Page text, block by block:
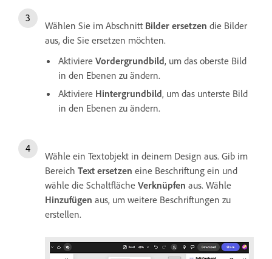
Wählen Sie im Abschnitt Bilder ersetzen die Bilder
aus, die Sie ersetzen möchten.
Aktiviere Vordergrundbild, um das oberste Bild
in den Ebenen zu ändern.
Aktiviere Hintergrundbild, um das unterste Bild
in den Ebenen zu ändern.
Wähle ein Textobjekt in deinem Design aus. Gib im
Bereich Text ersetzen eine Beschriftung ein und
wähle die Schaltfläche Verknüpfen aus. Wähle
Hinzufügen aus, um weitere Beschriftungen zu
erstellen.